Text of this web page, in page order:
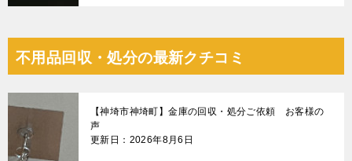
不用品回収・処分の最新クチコミ
【神埼市神埼町】金庫の回収・処分ご依頼 お客様の
声
更新日：2026年8月6日